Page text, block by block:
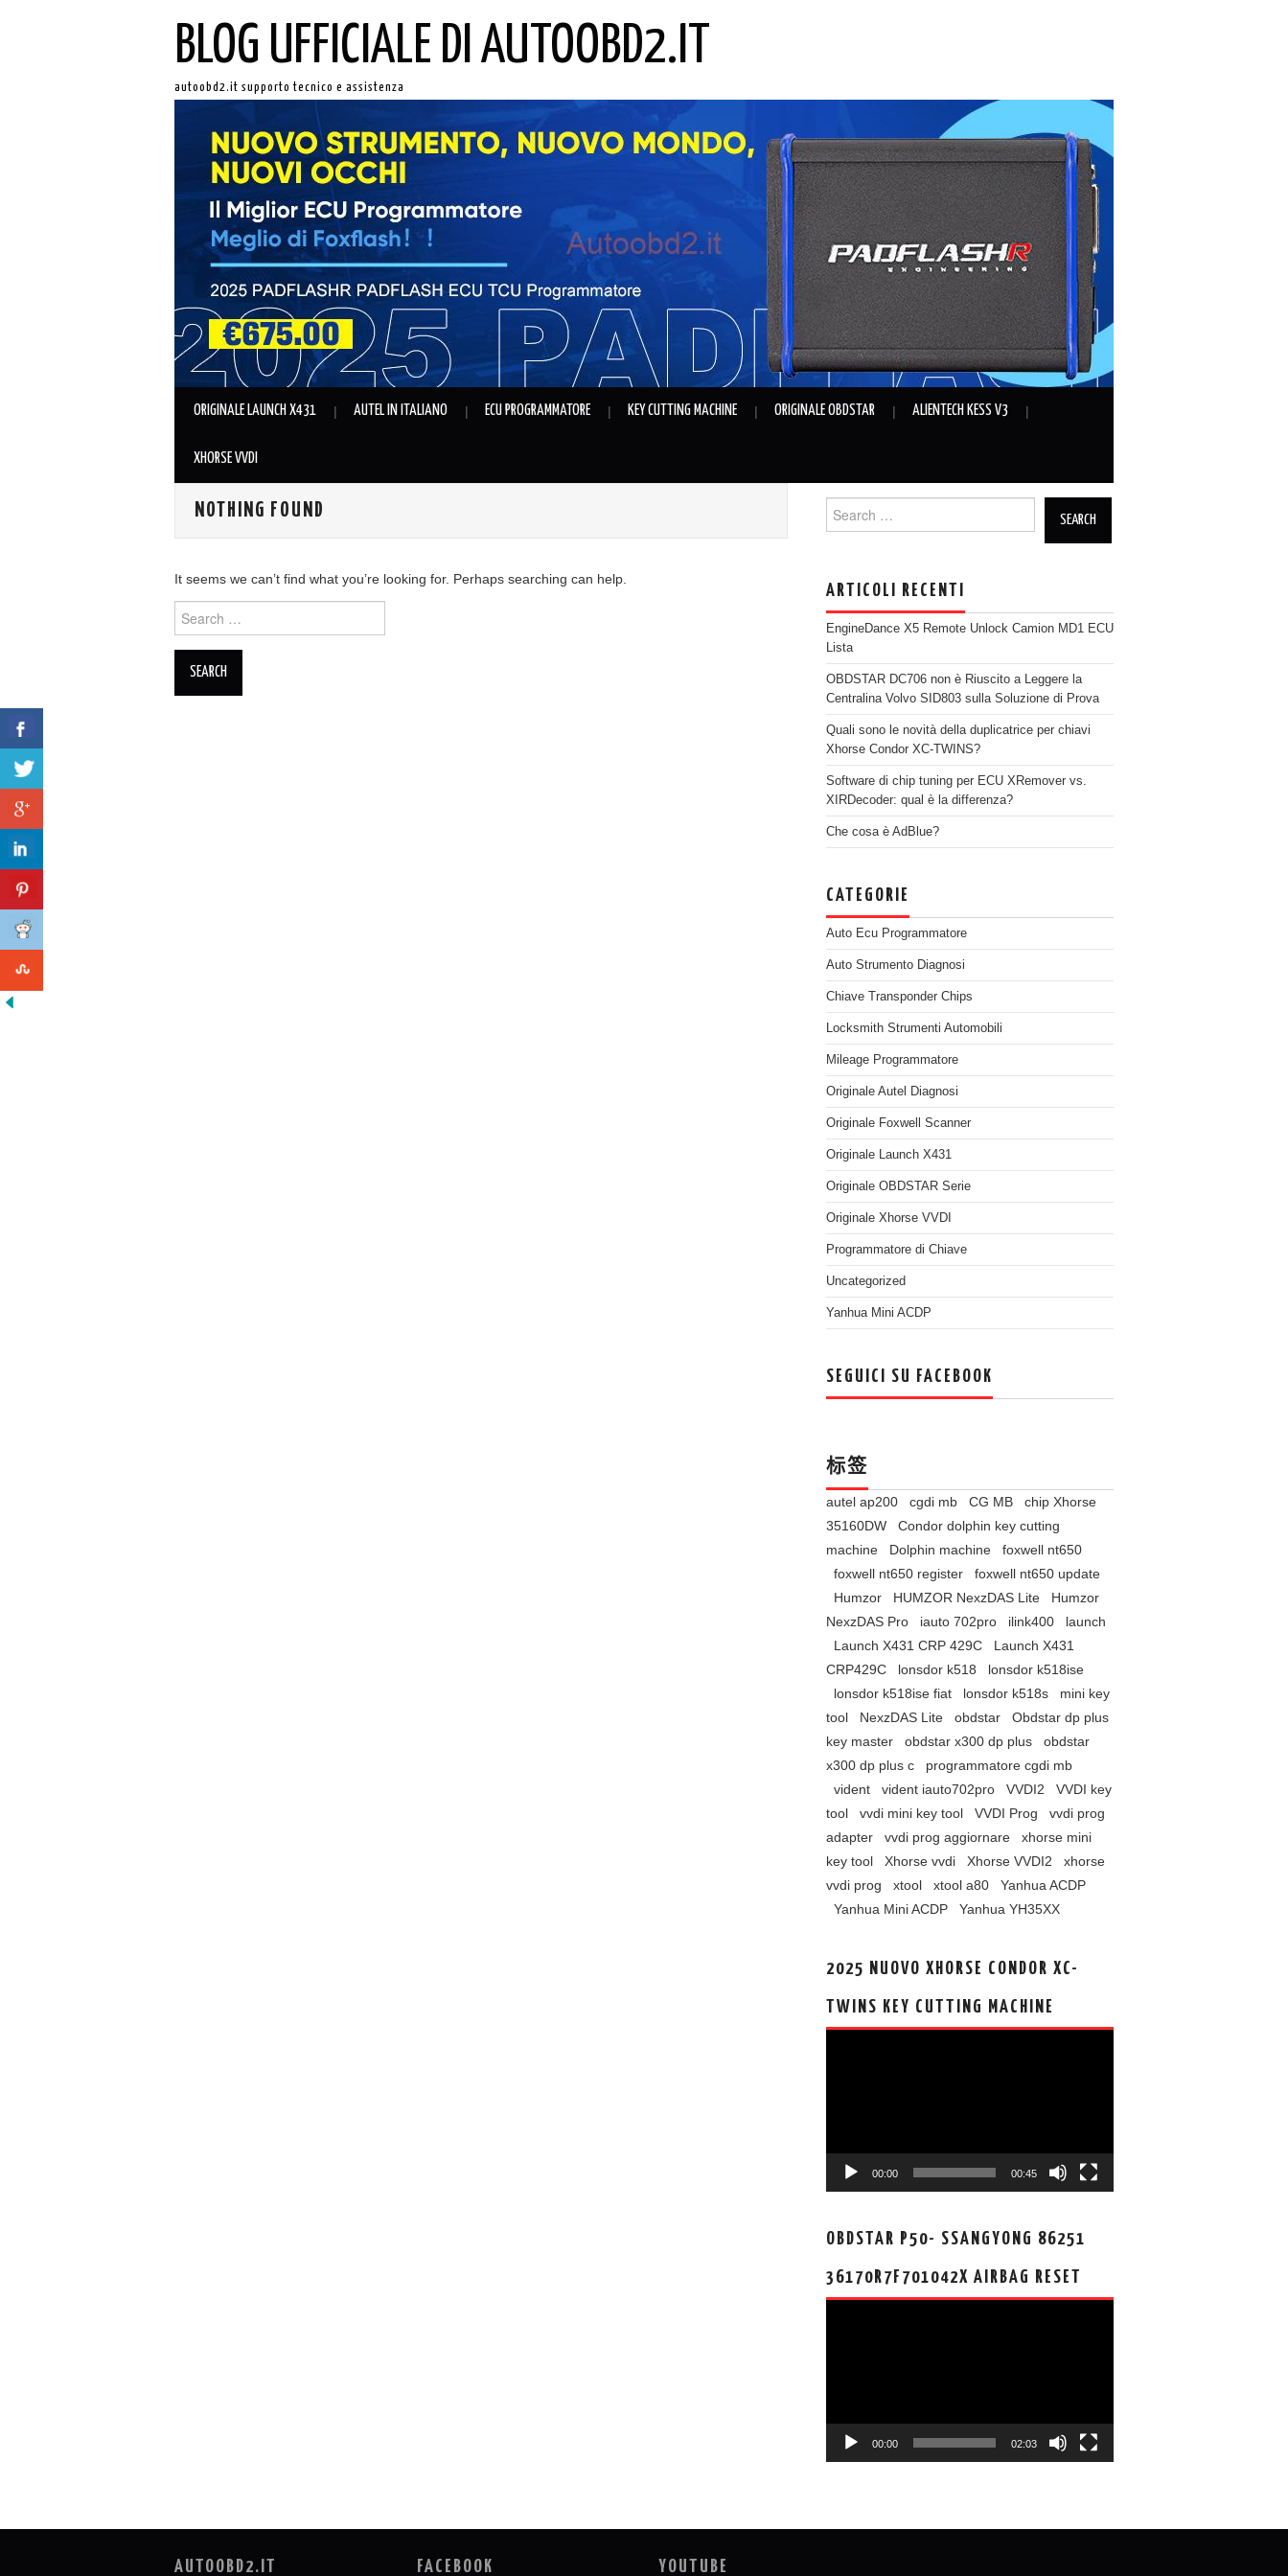
BLOG UFFICIALE DI AUTOOBD2.IT
autoobd2.it supporto tecnico e assistenza
ORIGINALE LAUNCH X431 AUTEL IN ITALIANO ECU PROGRAMMATORE KEY CUTTING MACHINE ORIGINALE OBDSTAR ALIENTECH KESS V3
XHORSE VVDI
NOTHING FOUND
It seems we can’t find what you’re looking for. Perhaps searching can help.
Search for:
Search for:
ARTICOLI RECENTI
EngineDance X5 Remote Unlock Camion MD1 ECU
Lista
OBDSTAR DC706 non è Riuscito a Leggere la
Centralina Volvo SID803 sulla Soluzione di Prova
Quali sono le novità della duplicatrice per chiavi
Xhorse Condor XC-TWINS?
Software di chip tuning per ECU XRemover vs.
XIRDecoder: qual è la differenza?
Che cosa è AdBlue?
CATEGORIE
Auto Ecu Programmatore
Auto Strumento Diagnosi
Chiave Transponder Chips
Locksmith Strumenti Automobili
Mileage Programmatore
Originale Autel Diagnosi
Originale Foxwell Scanner
Originale Launch X431
Originale OBDSTAR Serie
Originale Xhorse VVDI
Programmatore di Chiave
Uncategorized
Yanhua Mini ACDP
SEGUICI SU FACEBOOK
标签
autel ap200 cgdi mb CG MB
chip Xhorse
35160DW
Condor dolphin key cutting
machine
Dolphin machine
foxwell nt650
foxwell nt650 register
foxwell nt650 update
Humzor
HUMZOR NexzDAS Lite
Humzor
NexzDAS Pro
iauto 702pro ilink400
launch
Launch X431 CRP 429C
Launch X431
CRP429C
lonsdor k518
lonsdor k518ise
lonsdor k518ise fiat
lonsdor k518s
mini key
tool
NexzDAS Lite obdstar
Obdstar dp plus
key master
obdstar x300 dp plus
obdstar
x300 dp plus c
programmatore cgdi mb
vident
vident iauto702pro VVDI2
VVDI key
tool
vvdi mini key tool VVDI Prog
vvdi prog
adapter
vvdi prog aggiornare
xhorse mini
key tool
Xhorse vvdi Xhorse VVDI2
xhorse
vvdi prog
xtool xtool a80
Yanhua ACDP
Yanhua Mini ACDP
Yanhua YH35XX
2025 NUOVO XHORSE CONDOR XC-
TWINS KEY CUTTING MACHINE
00:00 00:45
OBDSTAR P50- SSANGYONG 86251
36170R7F701042X AIRBAG RESET
00:00 02:03
AUTOOBD2.IT FACEBOOK YOUTUBE